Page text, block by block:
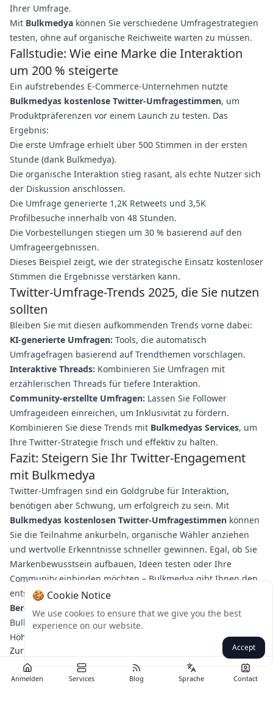
Anmelden Services Blog Sprache Contact
Ihrer Umfrage.
Mit Bulkmedya können Sie verschiedene Umfragestrategien
testen, ohne auf organische Reichweite warten zu müssen.
Fallstudie: Wie eine Marke die Interaktion
um 200 % steigerte
Ein aufstrebendes E-Commerce-Unternehmen nutzte
Bulkmedyas kostenlose Twitter-Umfragestimmen, um
Produktpräferenzen vor einem Launch zu testen. Das
Ergebnis:
Die erste Umfrage erhielt über 500 Stimmen in der ersten
Stunde (dank Bulkmedya).
Die organische Interaktion stieg rasant, als echte Nutzer sich
der Diskussion anschlossen.
Die Umfrage generierte 1,2K Retweets und 3,5K
Profilbesuche innerhalb von 48 Stunden.
Die Vorbestellungen stiegen um 30 % basierend auf den
Umfrageergebnissen.
Dieses Beispiel zeigt, wie der strategische Einsatz kostenloser
Stimmen die Ergebnisse verstärken kann.
Twitter-Umfrage-Trends 2025, die Sie nutzen
sollten
Bleiben Sie mit diesen aufkommenden Trends vorne dabei:
KI-generierte Umfragen: Tools, die automatisch
Umfragefragen basierend auf Trendthemen vorschlagen.
Interaktive Threads: Kombinieren Sie Umfragen mit
erzählerischen Threads für tiefere Interaktion.
Community-erstellte Umfragen: Lassen Sie Follower
Umfrageideen einreichen, um Inklusivität zu fördern.
Kombinieren Sie diese Trends mit Bulkmedyas Services, um
Ihre Twitter-Strategie frisch und effektiv zu halten.
Fazit: Steigern Sie Ihr Twitter-Engagement
mit Bulkmedya
Twitter-Umfragen sind ein Goldgrube für Interaktion,
benötigen aber Schwung, um erfolgreich zu sein. Mit
Bulkmedyas kostenlosen Twitter-Umfragestimmen können
Sie die Teilnahme ankurbeln, organische Wähler anziehen
und wertvolle Erkenntnisse schneller gewinnen. Egal, ob Sie
Markenbewusstsein aufbauen, Ideen testen oder Ihre
Community einbinden möchten – Bulkmedya gibt Ihnen den
entscheidenden Vorteil.
Bereit, Ihre Umfragen zu boosten?
Besuchen Sie noch heute
Bulkmedya und lassen Sie Ihr Twitter-Engagement in die
Höhe schnellen!
Zurück
🍪 Cookie Notice
We use cookies to ensure that we give you the best
experience on our website.
Accept